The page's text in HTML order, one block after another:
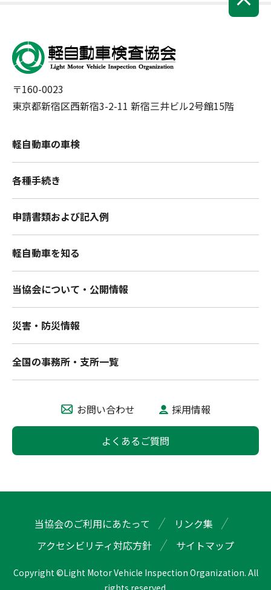
〒160-0023
東京都新宿区西新宿3-2-11 新宿三井ビル2号館15階
軽自動車の車検
各種手続き
申請書類および記入例
軽自動車を知る
当協会について・公開情報
災害・防災情報
全国の事務所・支所一覧
お問い合わせ 採用情報
よくあるご質問
当協会のご利用にあたって
リンク集
アクセシビリティ対応方針
サイトマップ
Copyright ©Light Motor Vehicle Inspection Organization. All